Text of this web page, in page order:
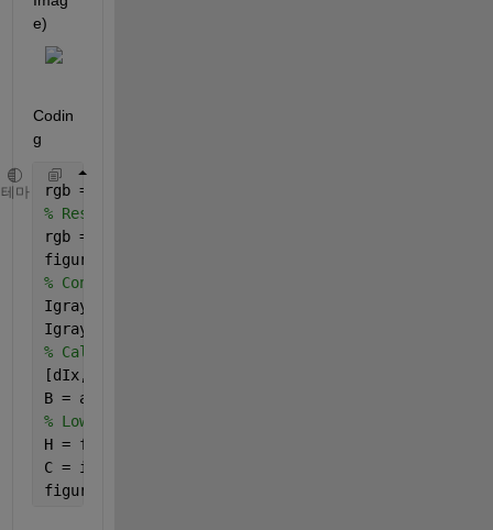
e)
Codin
g
테마 rgb = imread(
% Resize Image
rgb = imresize(rgb,0.33);
figure(),imshow(rgb);
% Convert from RGB to Gray
Igray = rgb2gray(rgb);
Igray = double(Igray);
% Calculate the Gradients
[dIx, dIy] = gradient(Igray);
B = abs(dIx) - abs(dIy);
% Low-Pass Filtering
H = fspecial(
C = imfilter(B, H);
figure(),imagesc(C); colorbar;